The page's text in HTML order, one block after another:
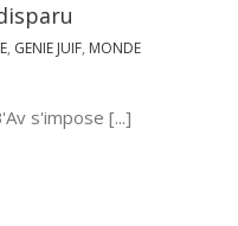
, GENIE JUIF, MONDE
s'impose [...]